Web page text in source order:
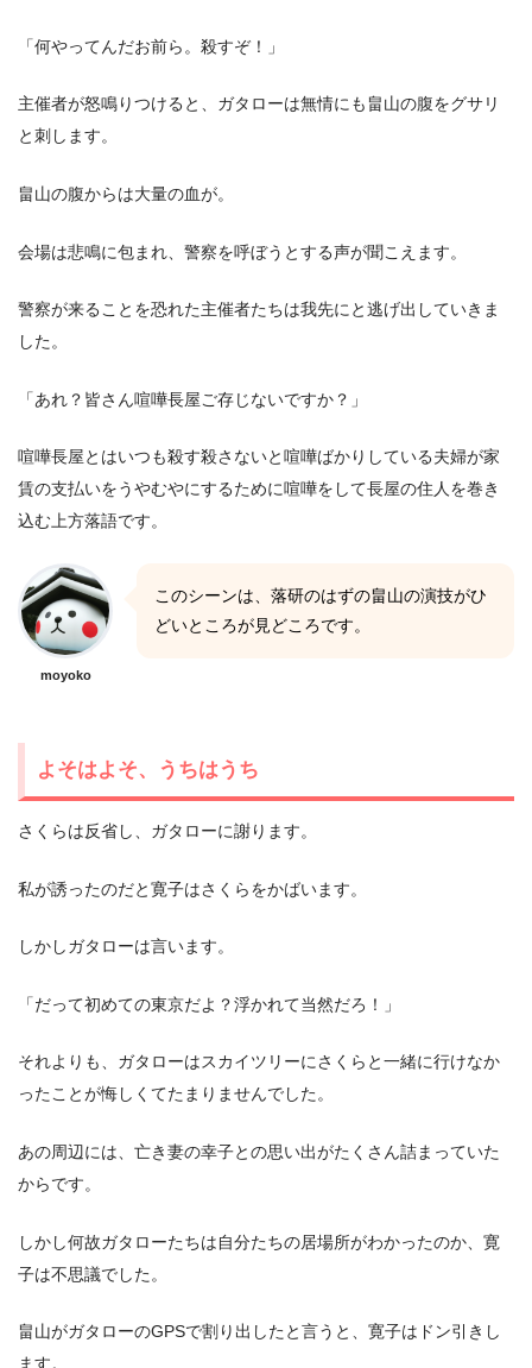
「何やってんだお前ら。殺すぞ！」
主催者が怒鳴りつけると、ガタローは無情にも畠山の腹をグサリ
と刺します。
畠山の腹からは大量の血が。
会場は悲鳴に包まれ、警察を呼ぼうとする声が聞こえます。
警察が来ることを恐れた主催者たちは我先にと逃げ出していきま
した。
「あれ？皆さん喧嘩長屋ご存じないですか？」
喧嘩長屋とはいつも殺す殺さないと喧嘩ばかりしている夫婦が家
賃の支払いをうやむやにするために喧嘩をして長屋の住人を巻き
込む上方落語です。
moyoko
このシーンは、落研のはずの畠山の演技がひ
どいところが見どころです。
よそはよそ、うちはうち
さくらは反省し、ガタローに謝ります。
私が誘ったのだと寛子はさくらをかばいます。
しかしガタローは言います。
「だって初めての東京だよ？浮かれて当然だろ！」
それよりも、ガタローはスカイツリーにさくらと一緒に行けなか
ったことが悔しくてたまりませんでした。
あの周辺には、亡き妻の幸子との思い出がたくさん詰まっていた
からです。
しかし何故ガタローたちは自分たちの居場所がわかったのか、寛
子は不思議でした。
畠山がガタローのGPSで割り出したと言うと、寛子はドン引きし
ます。